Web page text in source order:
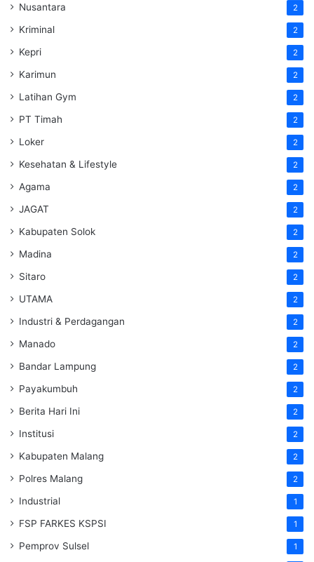
Nusantara 2
Kriminal 2
Kepri 2
Karimun 2
Latihan Gym 2
PT Timah 2
Loker 2
Kesehatan & Lifestyle 2
Agama 2
JAGAT 2
Kabupaten Solok 2
Madina 2
Sitaro 2
UTAMA 2
Industri & Perdagangan 2
Manado 2
Bandar Lampung 2
Payakumbuh 2
Berita Hari Ini 2
Institusi 2
Kabupaten Malang 2
Polres Malang 2
Industrial 1
FSP FARKES KSPSI 1
Pemprov Sulsel 1